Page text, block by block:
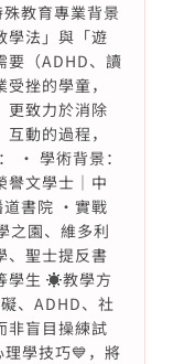
教育專業背景
學法」與「遊
要（ADHD、讀
挫的學童，
更致力於消除
動的過程，
· 學術背景：
譽文學士｜中
道書院 ·實戰
之園、維多利
、聖士提反書
學生 ☀️教學方
、ADHD、社
非盲目操練試
學技巧💙，將